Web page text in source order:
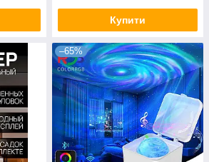
Купити
–65%